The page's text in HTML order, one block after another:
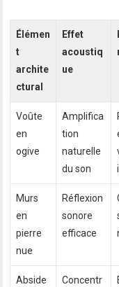
Élémen
t
archite
ctural
Effet
acoustiq
ue
Voûte
en
ogive
Amplifica
tion
naturelle
du son
Murs
en
pierre
nue
Réflexion
sonore
efficace
Abside
Concentr